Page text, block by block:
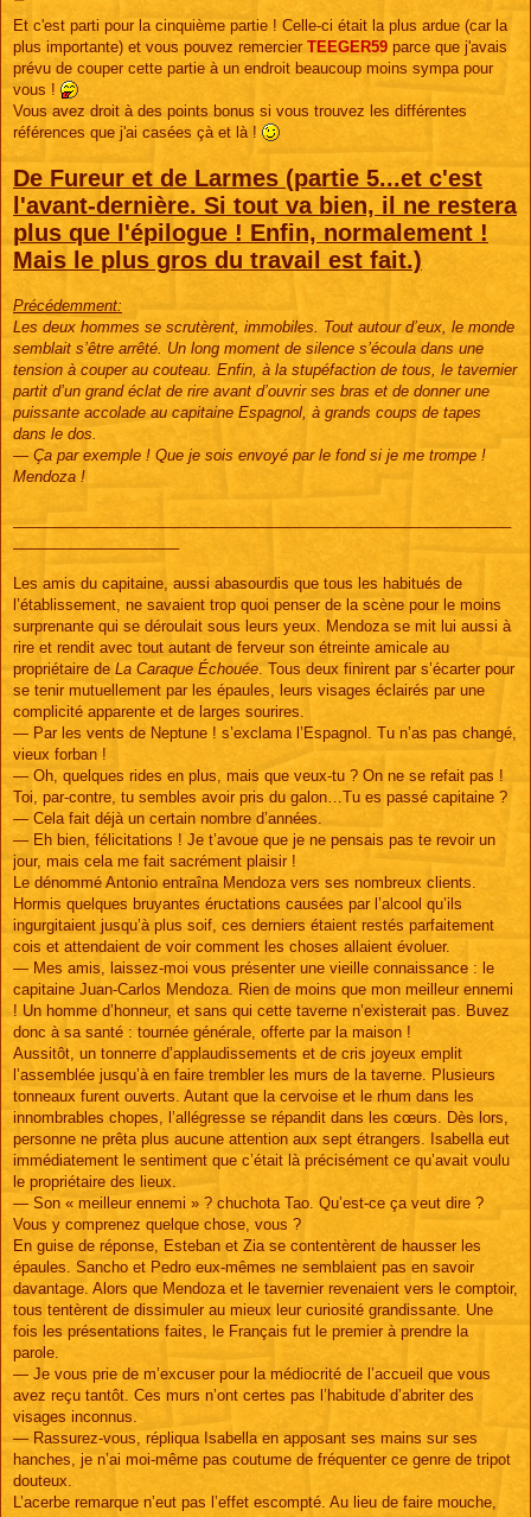
s
a
g
Et c'est parti pour la cinquième partie ! Celle-ci était la plus ardue (car la
plus importante) et vous pouvez remercier TEEGER59 parce que j'avais
prévu de couper cette partie à un endroit beaucoup moins sympa pour
vous !
Vous avez droit à des points bonus si vous trouvez les différentes
références que j'ai casées çà et là !
De Fureur et de Larmes (partie 5...et c'est
l'avant-dernière. Si tout va bien, il ne restera
plus que l'épilogue ! Enfin, normalement !
Mais le plus gros du travail est fait.)
Précédemment:
Les deux hommes se scrutèrent, immobiles. Tout autour d’eux, le monde
semblait s’être arrêté. Un long moment de silence s’écoula dans une
tension à couper au couteau. Enfin, à la stupéfaction de tous, le tavernier
partit d’un grand éclat de rire avant d’ouvrir ses bras et de donner une
puissante accolade au capitaine Espagnol, à grands coups de tapes
dans le dos.
— Ça par exemple ! Que je sois envoyé par le fond si je me trompe !
Mendoza !
Les amis du capitaine, aussi abasourdis que tous les habitués de
l’établissement, ne savaient trop quoi penser de la scène pour le moins
surprenante qui se déroulait sous leurs yeux. Mendoza se mit lui aussi à
rire et rendit avec tout autant de ferveur son étreinte amicale au
propriétaire de La Caraque Échouée . Tous deux finirent par s’écarter pour
se tenir mutuellement par les épaules, leurs visages éclairés par une
complicité apparente et de larges sourires.
— Par les vents de Neptune ! s’exclama l’Espagnol. Tu n’as pas changé,
vieux forban !
— Oh, quelques rides en plus, mais que veux-tu ? On ne se refait pas !
Toi, par-contre, tu sembles avoir pris du galon…Tu es passé capitaine ?
— Cela fait déjà un certain nombre d’années.
— Eh bien, félicitations ! Je t’avoue que je ne pensais pas te revoir un
jour, mais cela me fait sacrément plaisir !
Le dénommé Antonio entraîna Mendoza vers ses nombreux clients.
Hormis quelques bruyantes éructations causées par l’alcool qu’ils
ingurgitaient jusqu’à plus soif, ces derniers étaient restés parfaitement
cois et attendaient de voir comment les choses allaient évoluer.
— Mes amis, laissez-moi vous présenter une vieille connaissance : le
capitaine Juan-Carlos Mendoza. Rien de moins que mon meilleur ennemi
! Un homme d’honneur, et sans qui cette taverne n’existerait pas. Buvez
donc à sa santé : tournée générale, offerte par la maison !
Aussitôt, un tonnerre d’applaudissements et de cris joyeux emplit
l’assemblée jusqu’à en faire trembler les murs de la taverne. Plusieurs
tonneaux furent ouverts. Autant que la cervoise et le rhum dans les
innombrables chopes, l’allégresse se répandit dans les cœurs. Dès lors,
personne ne prêta plus aucune attention aux sept étrangers. Isabella eut
immédiatement le sentiment que c’était là précisément ce qu’avait voulu
le propriétaire des lieux.
— Son « meilleur ennemi » ? chuchota Tao. Qu’est-ce ça veut dire ?
Vous y comprenez quelque chose, vous ?
En guise de réponse, Esteban et Zia se contentèrent de hausser les
épaules. Sancho et Pedro eux-mêmes ne semblaient pas en savoir
davantage. Alors que Mendoza et le tavernier revenaient vers le comptoir,
tous tentèrent de dissimuler au mieux leur curiosité grandissante. Une
fois les présentations faites, le Français fut le premier à prendre la
parole.
— Je vous prie de m’excuser pour la médiocrité de l’accueil que vous
avez reçu tantôt. Ces murs n’ont certes pas l’habitude d’abriter des
visages inconnus.
— Rassurez-vous, répliqua Isabella en apposant ses mains sur ses
hanches, je n’ai moi-même pas coutume de fréquenter ce genre de tripot
douteux.
L’acerbe remarque n’eut pas l’effet escompté. Au lieu de faire mouche,